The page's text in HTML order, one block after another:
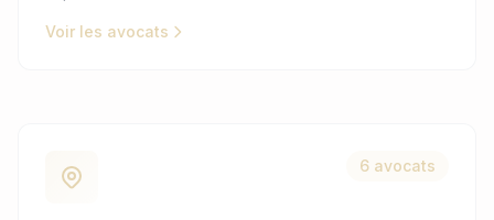
Voir les avocats
6 avocats